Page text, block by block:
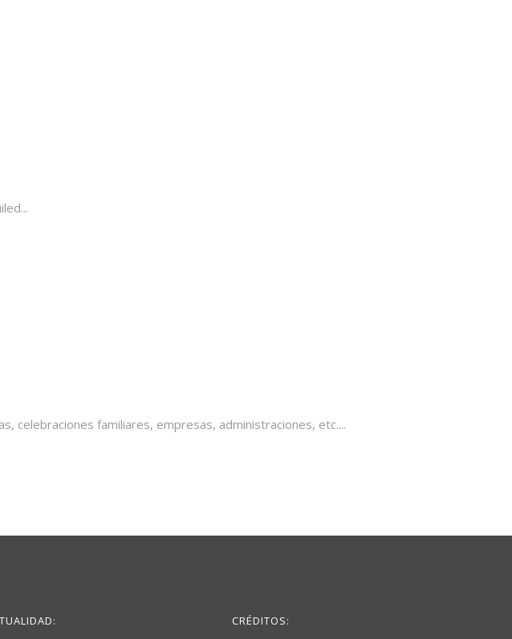
celebraciones familiares, empresas, administraciones, etc....
CRÉDITOS: